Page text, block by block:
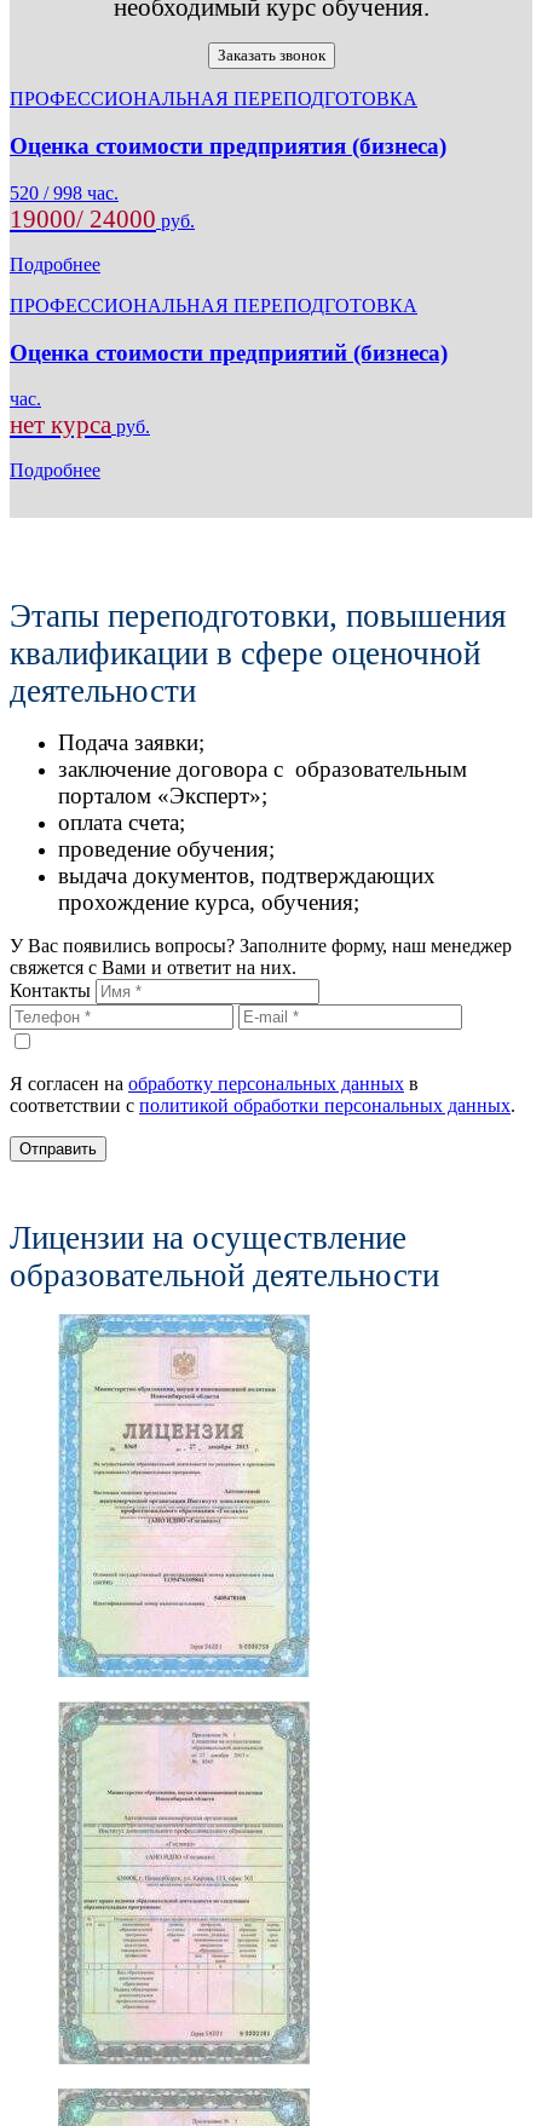
необходимый курс обучения.
Заказать звонок
ПРОФЕССИОНАЛЬНАЯ ПЕРЕПОДГОТОВКА
Оценка стоимости предприятия (бизнеса)
520 / 998 час.
19000/ 24000 руб.
Подробнее
ПРОФЕССИОНАЛЬНАЯ ПЕРЕПОДГОТОВКА
Оценка стоимости предприятий (бизнеса)
час.
нет курса руб.
Подробнее
Этапы переподготовки, повышения
квалификации в сфере оценочной
деятельности
Подача заявки;
заключение договора с образовательным
порталом «Эксперт»;
оплата счета;
проведение обучения;
выдача документов, подтверждающих
прохождение курса, обучения;
У Вас появились вопросы? Заполните форму, наш менеджер
свяжется с Вами и ответит на них.
Контакты
Я согласен на обработку персональных данных в
соответствии с политикой обработки персональных данных.
Отправить
Лицензии на осуществление
образовательной деятельности